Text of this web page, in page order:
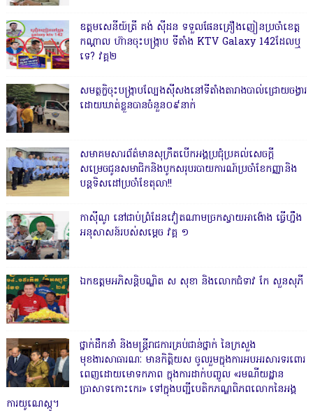
ឧត្តមសេនីយ៍ត្រី គង់ ស៊ីដន ទទួលផែនគ្រឿងញៀនប្រចាំខេត្ត
កណ្តាល ហ៊ានចុះបង្ក្រាប ទីតាំង KTV Galaxy 142ដែលឬ
ទេ? វគ្គ២
សមត្ថកិ្ចចុះបង្ក្រាបល្បែងស៊ីសងនៅទីតាំងតារាងបាល់ជ្រោយចង្វារ
ដោយឃាត់ខ្លួនបានចំនួន០៩នាក់
សមាគមសារព័ត៌មានសុក្រឹតបើកអង្គប្រជុំប្រគល់សេចក្តី
សម្រេចជូនសមាជិកនិងបូកសរុបរបាយការណ៍ប្រចាំខែកញ្ញានិង
បន្តទិសដៅប្រចាំខែតុលា!!
កាសុីណូ នៅជាប់ព្រំដែនវៀតណាមច្រកស្វាយអាង៉ោង ធ្វើហ្នឹង
អនុសាសន៍របស់សម្ដេច វគ្គ ១
ឯកឧត្តមអភិសន្តិបណ្ឌិត ស សុខា និងលោកជំទាវ កែ សួនសុភី
ថ្នាក់ដឹកនាំ និងមន្ត្រីរាជការគ្រប់ជាន់ថ្នាក់ នៃក្រសួង
មុខងារសាធារណៈ មានកិត្តិយស ចូលរួមក្នុងការអបអរសារទរពោរ
ពេញដោយមោទកភាព ក្នុងការដាក់បញ្ចូល «រមណីយដ្ឋាន
ប្រាសាទកោះកេរ» ទៅក្នុងបញ្ជីបេតិកភណ្ឌពិភពលោកនៃអង្គ
ការយូណេស្កូ។